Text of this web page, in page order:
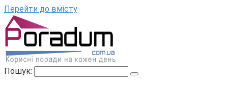
Перейти до вмісту
Пошук: